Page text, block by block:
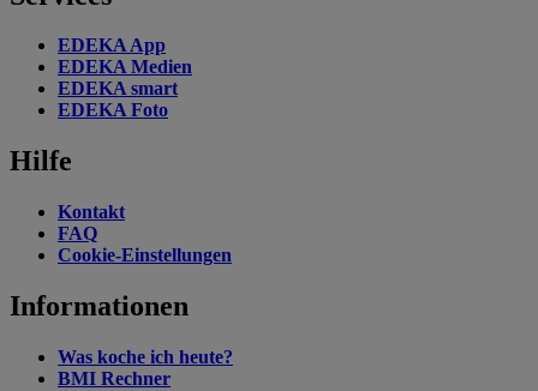
EDEKA App
EDEKA Medien
EDEKA smart
EDEKA Foto
Hilfe
Kontakt
FAQ
Cookie-Einstellungen
Informationen
Was koche ich heute?
BMI Rechner